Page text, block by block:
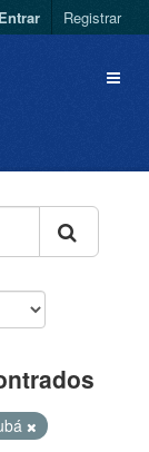
Entrar Registrar